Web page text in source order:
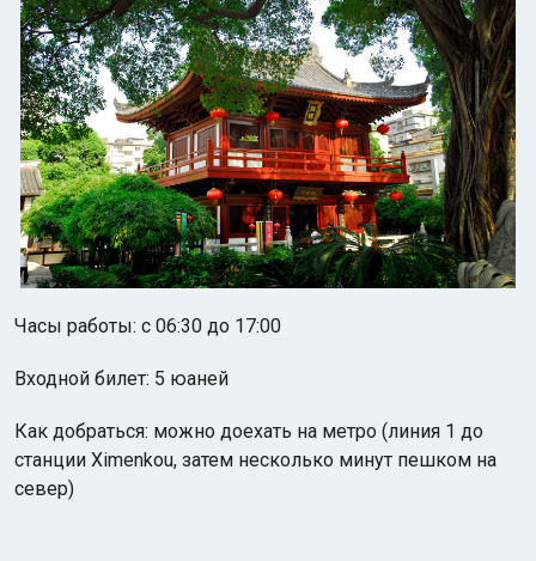
Часы работы: с 06:30 до 17:00
Входной билет: 5 юаней
Как добраться: можно доехать на метро (линия 1 до
станции Ximenkou, затем несколько минут пешком на
север)